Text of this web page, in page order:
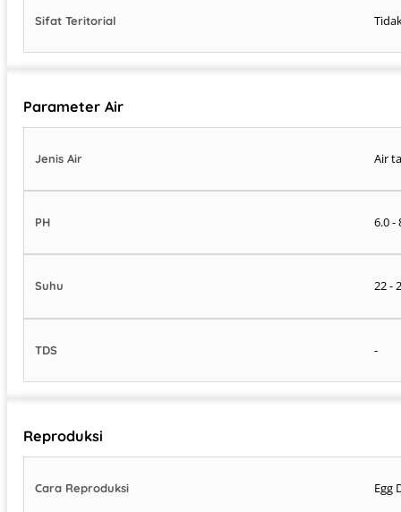
Sifat Teritorial
Parameter Air
Jenis Air Air
PH 6.0 -
Suhu 22 -
TDS -
Reproduksi
Cara Reproduksi Egg